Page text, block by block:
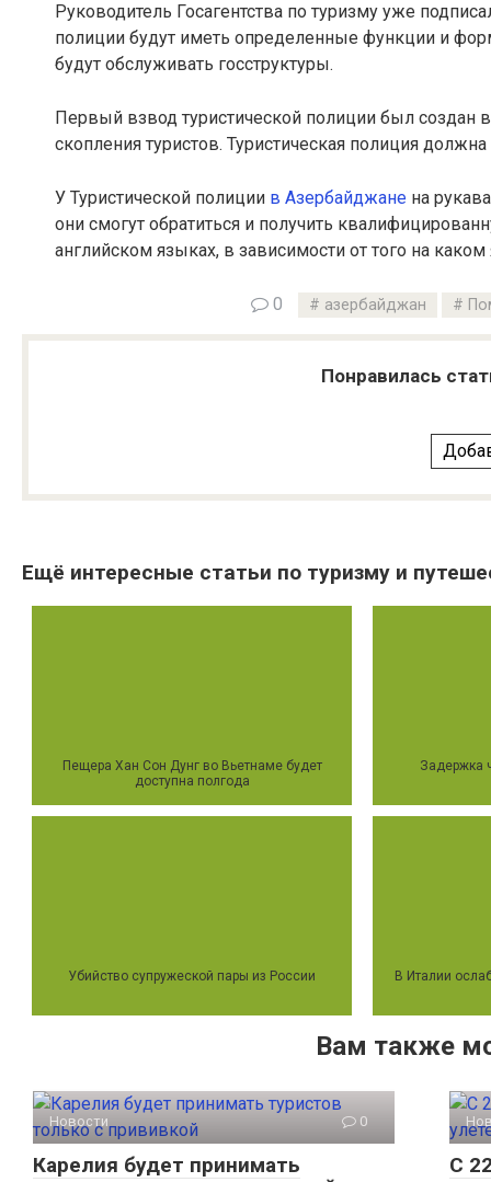
Руководитель Госагентства по туризму уже
полиции будут иметь определенные функции и
будут обслуживать госструктуры.
Первый взвод туристической полиции был создан
скопления туристов. Туристическая полиция
У Туристической полиции в Азербайджане на
они смогут обратиться и получить
английском языках, в зависимости от того на
0 азербайджан
Понравилась
Ещё интересные статьи по туризму и
Пещера Хан Сон Дунг во Вьетнаме будет
доступна полгода
Задержка
Убийство супружеской пары из России В Италии
Вам также
Новости 0
Карелия будет принимать
С